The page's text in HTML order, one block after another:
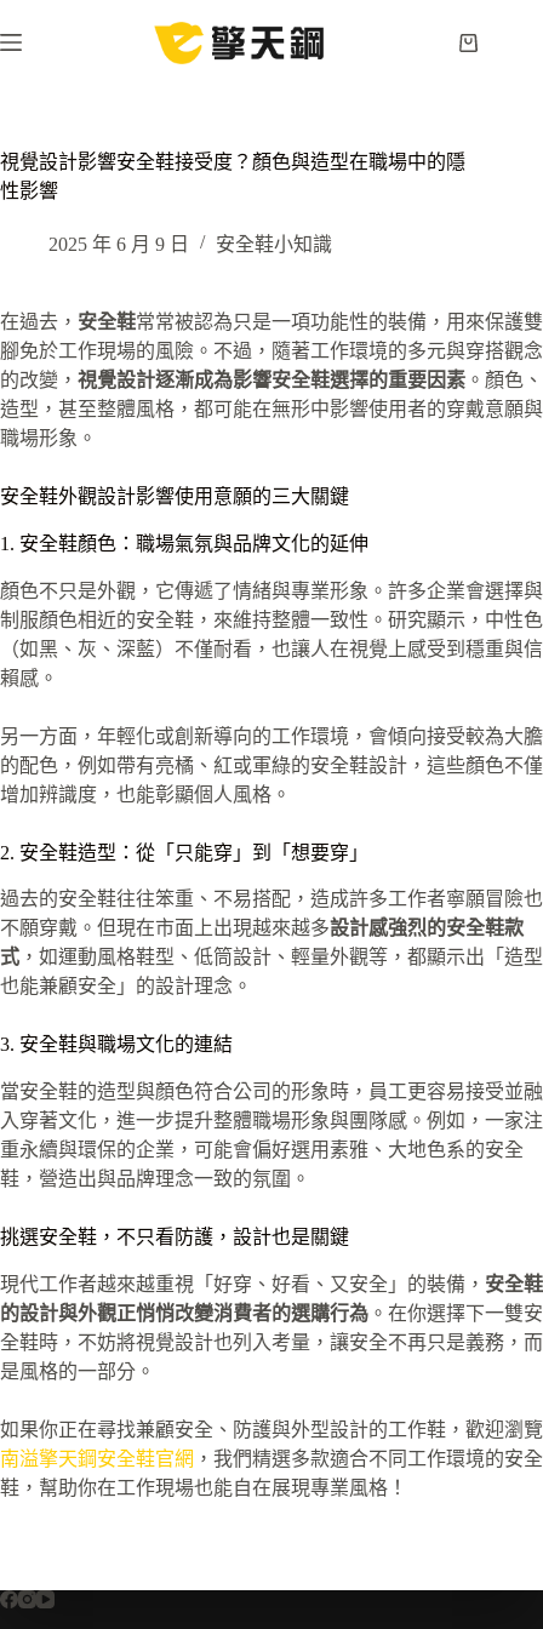
至
容
購
視覺設計影響安全鞋接受度？顏色與造型在職場中的隱
性影響
2025 年 6 月 9 日 安全鞋小知識
在過去， 安全鞋常常被認為只是一項功能性的裝備，用來保護雙
腳免於工作現場的風險。不過，隨著工作環境的多元與穿搭觀念
的改變， 視覺設計逐漸成為影響安全鞋選擇的重要因素 。顏色、
造型，甚至整體風格，都可能在無形中影響使用者的穿戴意願與
職場形象。
安全鞋外觀設計影響使用意願的三大關鍵
1. 安全鞋顏色：職場氣氛與品牌文化的延伸
顏色不只是外觀，它傳遞了情緒與專業形象。許多企業會選擇與
制服顏色相近的安全鞋，來維持整體一致性。研究顯示，中性色
（如黑、灰、深藍）不僅耐看，也讓人在視覺上感受到穩重與信
賴感。
另一方面，年輕化或創新導向的工作環境，會傾向接受較為大膽
的配色，例如帶有亮橘、紅或軍綠的安全鞋設計，這些顏色不僅
增加辨識度，也能彰顯個人風格。
2. 安全鞋造型：從「只能穿」到「想要穿」
過去的安全鞋往往笨重、不易搭配，造成許多工作者寧願冒險也
不願穿戴。但現在市面上出現越來越多設計感強烈的安全鞋款
式 ，如運動風格鞋型、低筒設計、輕量外觀等，都顯示出「造型
也能兼顧安全」的設計理念。
3. 安全鞋與職場文化的連結
當安全鞋的造型與顏色符合公司的形象時，員工更容易接受並融
入穿著文化，進一步提升整體職場形象與團隊感。例如，一家注
重永續與環保的企業，可能會偏好選用素雅、大地色系的安全
鞋，營造出與品牌理念一致的氛圍。
挑選安全鞋，不只看防護，設計也是關鍵
現代工作者越來越重視「好穿、好看、又安全」的裝備， 安全鞋
的設計與外觀正悄悄改變消費者的選購行為 。在你選擇下一雙安
全鞋時，不妨將視覺設計也列入考量，讓安全不再只是義務，而
是風格的一部分。
如果你正在尋找兼顧安全、防護與外型設計的工作鞋，歡迎瀏覽
南溢擎天鋼安全鞋官網 ，我們精選多款適合不同工作環境的安全
鞋，幫助你在工作現場也能自在展現專業風格！